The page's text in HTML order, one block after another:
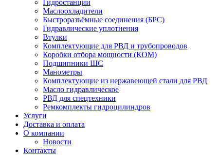
Гидростанции
Маслоохладители
Быстроразъёмные соединения (БРС)
Гидравлические уплотнения
Втулки
Комплектующие для РВД и трубопроводов
Коробки отбора мощности (КОМ)
Подшипники ШС
Манометры
Комплектующие из нержавеющей стали для РВД
Масло гидравлическое
РВД для спецтехники
Ремкомплекты гидроцилиндров
Услуги
Доставка и оплата
О компании
Новости
Контакты